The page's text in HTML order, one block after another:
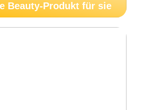
Beauty-Produkt für sie